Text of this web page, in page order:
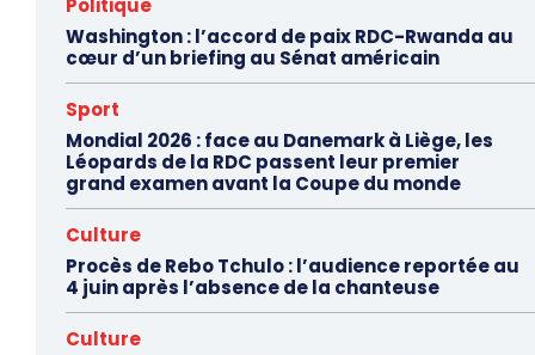
Washington : l’accord de paix RDC-Rwanda au
cœur d’un briefing au Sénat américain
Sport
Mondial 2026 : face au Danemark à Liège, les
Léopards de la RDC passent leur premier
grand examen avant la Coupe du monde
Culture
Procès de Rebo Tchulo : l’audience reportée au
4 juin après l’absence de la chanteuse
Culture